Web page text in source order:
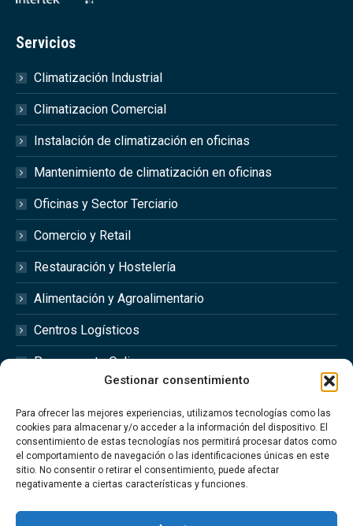
Gestionar consentimiento
Para ofrecer las mejores experiencias, utilizamos tecnologías como las
cookies para almacenar y/o acceder a la información del dispositivo. El
consentimiento de estas tecnologías nos permitirá procesar datos como
el comportamiento de navegación o las identificaciones únicas en este
sitio. No consentir o retirar el consentimiento, puede afectar
negativamente a ciertas características y funciones.
Servicios
Climatización Industrial
Climatizacion Comercial
Instalación de climatización en oficinas
Mantenimiento de climatización en oficinas
Oficinas y Sector Terciario
Comercio y Retail
Restauración y Hostelería
Alimentación y Agroalimentario
Centros Logísticos
Presupuesto Online
Redes Sociales
Síguenos en las redes sociales @optimfred_
#Optimfred #OptimfredClimatizacionIndustrial